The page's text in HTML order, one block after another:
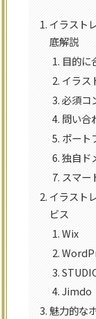
イラスト
底解説
目的に
イラス
必須コ
問い合
ポート
独自ド
スマー
イラスト
ビス
Wix
Jimdo
魅力的な